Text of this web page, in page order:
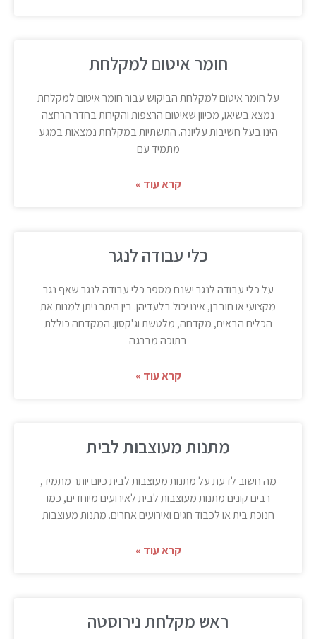
חומר איטום למקלחת
על חומר איטום למקלחת הביקוש עבור חומר איטום למקלחת
נמצא בשיאו, מכיוון שאיטום הרצפות והקירות בחדר הרחצה
הינו בעל חשיבות עליונה. התשתיות במקלחת נמצאות במגע
מתמיד עם
קרא עוד »
כלי עבודה לנגר
על כלי עבודה לנגר ישנם מספר כלי עבודה לנגר שאף נגר
מקצועי או חובבן, אינו יכול בלעדיהן. בין היתר ניתן למנות את
הכלים הבאים, מקדחה, מלטשת וג'קסון. המקדחה כוללת
בתוכה מברגה
קרא עוד »
מתנות מעוצבות לבית
מה חשוב לדעת על מתנות מעוצבות לבית כיום יותר מתמיד,
רבים קונים מתנות מעוצבות לבית לאירועים מיוחדים, כמו
חנוכת בית או לכבוד חגים ואירועים אחרים. מתנות מעוצבות
קרא עוד »
ראש מקלחת נירוסטה